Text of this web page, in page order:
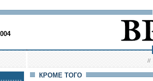
//
КРОМЕ ТОГО